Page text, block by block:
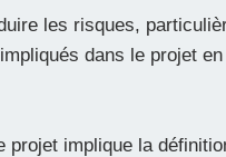
les risques,
dans le projet
implique la